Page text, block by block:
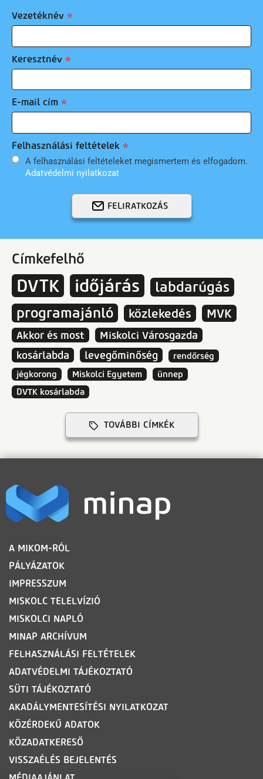
Vezetéknév
Keresztnév
E-mail cím
Felhasználási feltételek
A felhasználási feltételeket megismertem és elfogadom.
Adatvédelmi nyilatkozat
FELIRATKOZÁS
Címkefelhő
DVTK időjárás
labdarúgás
programajánló
közlekedés MVK
Akkor és most
Miskolci Városgazda
kosárlabda
levegőminőség
rendőrség
jégkorong
Miskolci Egyetem
ünnep
DVTK kosárlabda
TOVÁBBI CÍMKÉK
LÁBLÉC
A MIKOM-RÓL
PÁLYÁZATOK
IMPRESSZUM
MISKOLC TELELVÍZIÓ
MISKOLCI NAPLÓ
MINAP ARCHÍVUM
FELHASZNÁLÁSI FELTÉTELEK
ADATVÉDELMI TÁJÉKOZTATÓ
SÜTI TÁJÉKOZTATÓ
AKADÁLYMENTESÍTÉSI NYILATKOZAT
KÖZÉRDEKŰ ADATOK
KÖZADATKERESŐ
VISSZAÉLÉS BEJELENTÉS